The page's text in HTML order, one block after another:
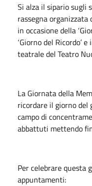
Si alza il sipario sugli
rassegna
in occasione della
‘Giorno del Ricordo’
teatrale del Teatro
La Giornata della
ricordare il giorno del
campo di
abbattuti mettendo
Per celebrare questa
appuntamenti: